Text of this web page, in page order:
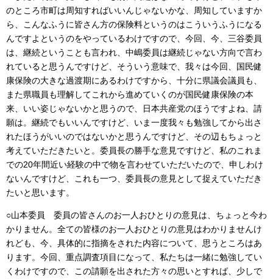
のところ市町は周知すればいいんじゃないかな、周知していますか
ら、こんなふうに皆さん方の保険料というのはこういうふうになる
んですよというのをやっているわけですので、今回、今、三谷委員
は、継続ということも言われ、中嶋委員は継続じゃない方向で言わ
れていると思うんですけど、そういう意味で、我々は今回、国民健
康保険の大きな過渡期にあるわけですから、十分に県議会議員も、
また県職員も理解してこれから進めていくのが国民健康保険の本
来、いい姿じゃないかと思うので、日本共産党のほうですよね、請
願は。継続でもいいんですけど、いま一度我々も勉強してから出さ
れたほうがいいのではないかと思うんですけど、その辺もちょっと
考えていただきたいと。委員長の勝手な意見ですけど、私のこれま
での20年間近い経験の中で物を言わせていただいたので、申しわけ
ないんですけど、これも一つ、委員長の意見として捉えていただき
たいと思います。
○山本委員 委員の皆さんのお一人おひとりの意見は、ちょっと今わ
かりません。全ての皆様のお一人おひとりの意見はわかりませんけ
れども、今、具体的に指摘をされた内容について、思うところはあ
ります。今回、重点調査項目になって、私たちは一緒に勉強してい
くわけですので、この請願を出された方々の思いとすれば、少しで